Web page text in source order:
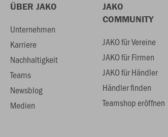
ÜBER JAKO
Unternehmen
Karriere
Nachhaltigkeit
Teams
Newsblog
Medien
JAKO
COMMUNITY
JAKO für Vereine
JAKO für Firmen
JAKO für Händler
Händler finden
Teamshop eröffnen